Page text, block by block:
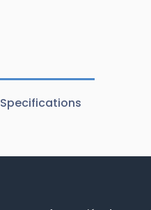
Specifications